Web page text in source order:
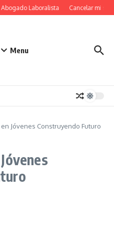
Laboralista Cancelar mi
Menu
Jóvenes Construyendo Futuro